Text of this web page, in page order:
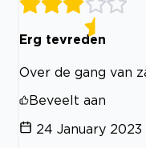
Erg tevreden
Over de gang van
Beveelt aan
24 January 2023